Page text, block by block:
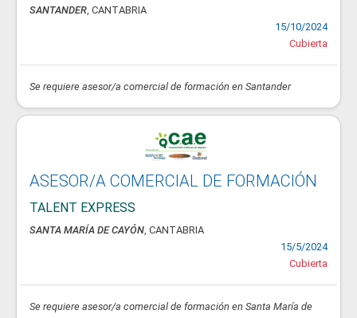
SANTANDER, CANTABRIA
15/10/2024
Cubierta
Se requiere asesor/a comercial de formación en Santander
ASESOR/A COMERCIAL DE FORMACIÓN
TALENT EXPRESS
SANTA MARÍA DE CAYÓN , CANTABRIA
15/5/2024
Cubierta
Se requiere asesor/a comercial de formación en Santa María de